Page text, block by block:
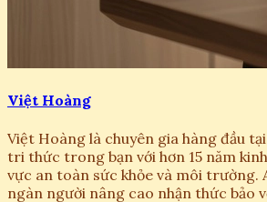
Việt Hoàng
Việt Hoàng là chuyên gia hàng đầu
tri thức trong bạn với hơn 15 năm
vực an toàn sức khỏe và môi trường.
ngàn người nâng cao nhận thức bảo